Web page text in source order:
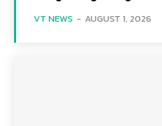
VT NEWS - AUGUST 1, 2026